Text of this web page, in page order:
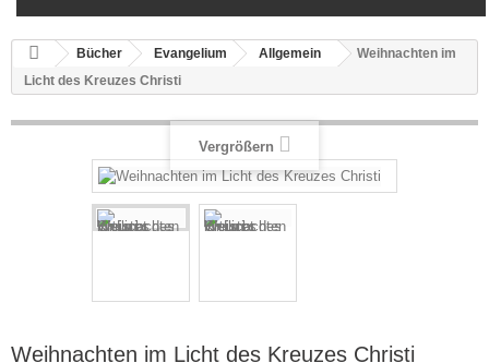
Bücher Evangelium Allgemein
Weihnachten im
Licht des Kreuzes Christi
Vergrößern
Weihnachten im Licht des Kreuzes Christi